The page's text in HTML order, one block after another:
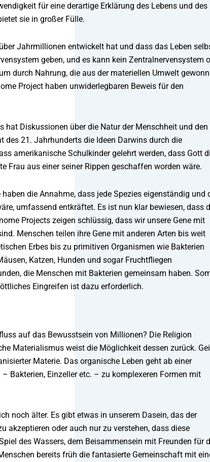
für eine derartige Erklärung des Lebens und des
sie in großer Fülle.
Jahrmillionen entwickelt hat und dass das Leben
geben, und es kann kein Zentralnervensystem
durch Nahrung, die aus der materiellen Umwelt
Project haben unwiderlegbaren Beweis für den
hat Diskussionen über die Natur der Menschheit und den
des 21. Jahrhunderts die Ideen Darwins durch die
amerikanische Schulkinder gelehrt werden, dass Gott
Frau aus einer seiner Rippen geschaffen worden wäre.
die Annahme, dass jede Spezies eigenständig und
umfassend entkräftet. Es ist nun klar bewiesen, dass
Projects zeigen schlüssig, dass wir unsere Gene mit
Menschen teilen ihre Gene mit anderen Arten bis weit
Erbes bis zu primitiven Organismen wie Bakterien
Katzen, Hunden und sogar Fruchtfliegen
die Menschen mit Bakterien gemeinsam haben.
Eingreifen ist dazu erforderlich.
auf das Bewusstsein von Millionen? Die Religion
Materialismus weist die Möglichkeit dessen zurück.
Materie. Das organische Leben geht ab einer
Bakterien, Einzeller etc. – zu komplexeren Formen mit
noch älter. Es gibt etwas in unserem Dasein, das der
akzeptieren oder auch nur zu verstehen, dass diese
des Wassers, dem Beisammensein mit Freunden für
bereits früh die fantasierte Gemeinschaft mit